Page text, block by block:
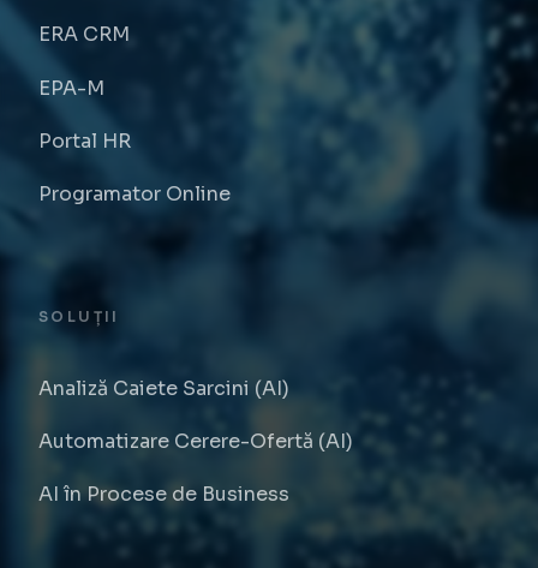
ERA CRM
EPA-M
Portal HR
Programator Online
SOLUȚII
Analiză Caiete Sarcini (AI)
Automatizare Cerere-Ofertă (AI)
AI în Procese de Business